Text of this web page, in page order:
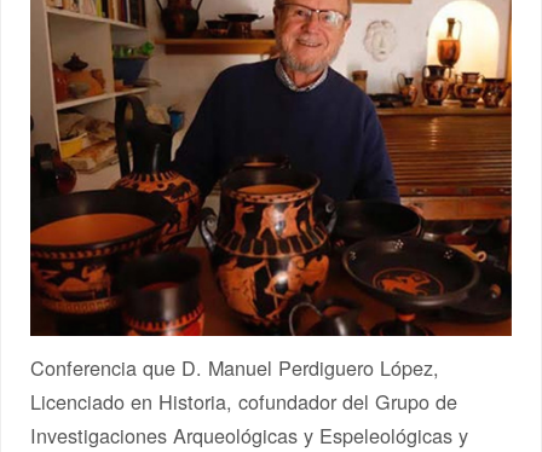
Conferencia que D. Manuel Perdiguero López,
Licenciado en Historia, cofundador del Grupo de
Investigaciones Arqueológicas y Espeleológicas y